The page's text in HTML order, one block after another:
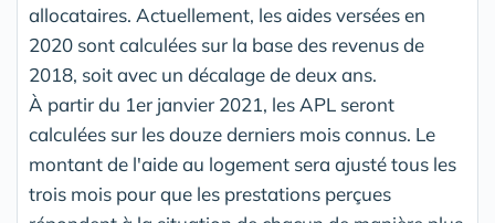
allocataires. Actuellement, les aides versées en
2020 sont calculées sur la base des revenus de
2018, soit avec un décalage de deux ans.
À partir du 1er janvier 2021, les APL seront
calculées sur les douze derniers mois connus. Le
montant de l'aide au logement sera ajusté tous les
trois mois pour que les prestations perçues